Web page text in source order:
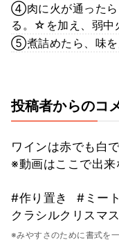
④肉に火が通ったら
る。☆を加え、弱中
⑤煮詰めたら、味を
投稿者からのコ
ワインは赤でも白
※動画はここで出来
#作り置き #ミー
クラシルクリスマス
※みやすさのために書式を